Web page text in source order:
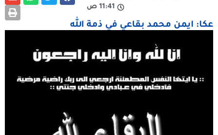
11:41 ص
عكا: ايمن محمد بقاعي في ذمة الله